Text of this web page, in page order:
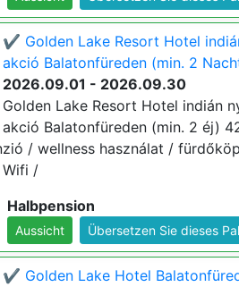
✔️ Golden Lake Resort Hotel
akció Balatonfüreden (min. 2
2026.09.01 - 2026.09.30
Golden Lake Resort Hotel indián
akció Balatonfüreden (min. 2 éj)
/ wellness használat /
Wifi /
Halbpension
Aussicht Übersetzen Sie dieses
✔️ Golden Lake Hotel